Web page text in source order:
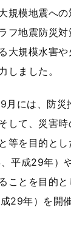
規模地震へ
フ地震防災対
大規模水害
しました。
月には、防災
して、災害時
等を目的とし
、平成29年）
ことを目的
29年）を開